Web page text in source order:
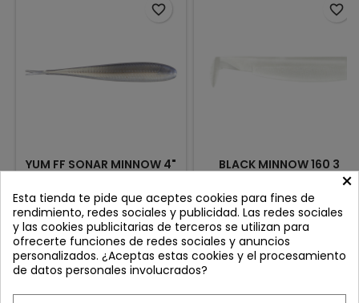
YUM FF SONAR MINNOW 4"
GLACIER MNW
Review(s):0
Diseñado por el campeón de
Bassmaster Classic, Jason
Christie, el Yum FF Sonar
Minnow fue desarrollado
para atrapar peces
cm Cantidad: 8 unidades por
Precio
6,50 €
 Añadir al carrito
favorite_border
BLACK MINNOW 160 3
CUERPOS COLOR WHITE
Review(s):
3 UNIDADES EN BLISTER
Precio
12,00 €
favorite_border
×
Esta tienda te pide que aceptes cookies para fines de
rendimiento, redes sociales y publicidad. Las redes sociales
y las cookies publicitarias de terceros se utilizan para
ofrecerte funciones de redes sociales y anuncios
personalizados. ¿Aceptas estas cookies y el procesamiento
de datos personales involucrados?